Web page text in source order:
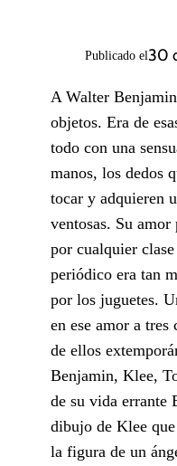
Publicado el30
A Walter
objetos. Era de
todo con una
manos, los dedos
tocar y adquieren
ventosas. Su
por cualquier
periódico era tan
por los juguetes.
en ese amor a tres
de ellos
Benjamin, Klee,
de su vida errante
dibujo de Klee
la figura de un